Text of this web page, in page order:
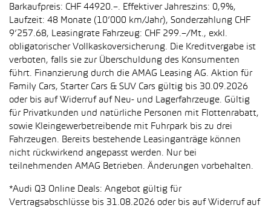
Barkaufpreis: CHF 44920.–. Effektiver Jahreszins: 0,9%,
Laufzeit: 48 Monate (10’000 km/Jahr), Sonderzahlung CHF
9’257.68, Leasingrate Fahrzeug: CHF 299.–/Mt., exkl.
obligatorischer Vollkaskoversicherung. Die Kreditvergabe ist
verboten, falls sie zur Überschuldung des Konsumenten
führt. Finanzierung durch die AMAG Leasing AG. Aktion für
Family Cars, Starter Cars & SUV Cars gültig bis 30.09.2026
oder bis auf Widerruf auf Neu- und Lagerfahrzeuge. Gültig
für Privatkunden und natürliche Personen mit Flottenrabatt,
sowie Kleingewerbetreibende mit Fuhrpark bis zu drei
Fahrzeugen. Bereits bestehende Leasinganträge können
nicht rückwirkend angepasst werden. Nur bei
teilnehmenden AMAG Betrieben. Änderungen vorbehalten.
*Audi Q3 Online Deals: Angebot gültig für
Vertragsabschlüsse bis 31.08.2026 oder bis auf Widerruf auf